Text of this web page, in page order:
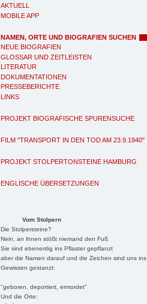
AKTUELL
MOBILE APP
NAMEN, ORTE UND BIOGRAFIEN SUCHEN
NEUE BIOGRAFIEN
GLOSSAR UND ZEITLEISTEN
LITERATUR
DOKUMENTATIONEN
PRESSEBERICHTE
LINKS
PROJEKT BIOGRAFISCHE SPURENSUCHE
FILM "TRANSPORT IN DEN TOD AM 23.9.1940"
PROJEKT STOLPERTONSTEINE HAMBURG
ENGLISCHE ÜBERSETZUNGEN
Vom Stolpern
Die Stolpersteine?
Nein, an ihnen stößt niemand den Fuß
Sie sind ebenerdig ins Pflaster gepflanzt
aber die Namen darauf und die Zeichen sind uns ins
Gewissen gestanzt:
"geboren, deportiert, ermordet"
Und die Orte: